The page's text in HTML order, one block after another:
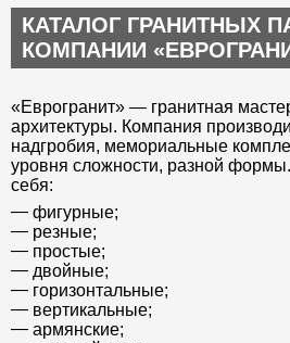
КАТАЛОГ ГРАНИТНЫХ
КОМПАНИИ
«Еврогранит» — гранитная
архитектуры. Компания
надгробия, мемориальные
уровня сложности, разной
себя:
фигурные;
резные;
простые;
двойные;
горизонтальные;
вертикальные;
армянские;